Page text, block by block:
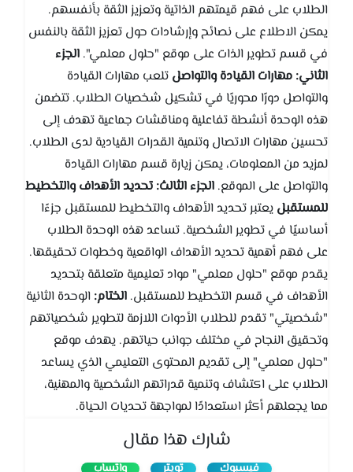
الطلاب على فهم قيمتهم الذاتية وتعزيز الثقة بأنفسهم.
يمكن الاطلاع على نصائح وإرشادات حول تعزيز الثقة بالنفس
في قسم تطوير الذات على موقع "حلول معلمي". الجزء
الثاني: مهارات القيادة والتواصل تلعب مهارات القيادة
والتواصل دورًا محوريًا في تشكيل شخصيات الطلاب. تتضمن
هذه الوحدة أنشطة تفاعلية ومناقشات جماعية تهدف إلى
تحسين مهارات الاتصال وتنمية القدرات القيادية لدى الطلاب.
لمزيد من المعلومات، يمكن زيارة قسم مهارات القيادة
والتواصل على الموقع. الجزء الثالث: تحديد الأهداف والتخطيط
للمستقبل يعتبر تحديد الأهداف والتخطيط للمستقبل جزءًا
أساسيًا في تطوير الشخصية. تساعد هذه الوحدة الطلاب
على فهم أهمية تحديد الأهداف الواقعية وخطوات تحقيقها.
يقدم موقع "حلول معلمي" مواد تعليمية متعلقة بتحديد
الأهداف في قسم التخطيط للمستقبل. الختام: الوحدة الثانية
"شخصيتي" تقدم للطلاب الأدوات اللازمة لتطوير شخصياتهم
وتحقيق النجاح في مختلف جوانب حياتهم. يهدف موقع
"حلول معلمي" إلى تقديم المحتوى التعليمي الذي يساعد
الطلاب على اكتشاف وتنمية قدراتهم الشخصية والمهنية،
مما يجعلهم أكثر استعدادًا لمواجهة تحديات الحياة.
شارك هذا مقال